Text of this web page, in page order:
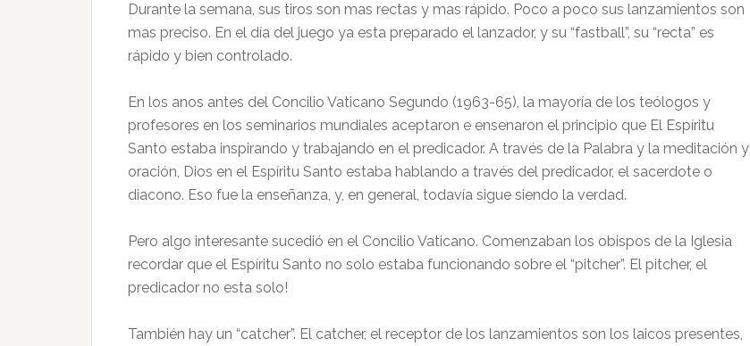
Durante la semana, sus tiros son mas rectas y mas rápido. Poco a poco sus lanzamientos son
mas preciso. En el día del juego ya esta preparado el lanzador, y su “fastball”, su “recta” es
rápido y bien controlado.
En los anos antes del Concilio Vaticano Segundo (1963-65), la mayoría de los teólogos y
profesores en los seminarios mundiales aceptaron e ensenaron el principio que El Espíritu
Santo estaba inspirando y trabajando en el predicador. A través de la Palabra y la meditación y
oración, Dios en el Espíritu Santo estaba hablando a través del predicador, el sacerdote o
diacono. Eso fue la enseñanza, y, en general, todavía sigue siendo la verdad.
Pero algo interesante sucedió en el Concilio Vaticano. Comenzaban los obispos de la Iglesia
recordar que el Espíritu Santo no solo estaba funcionando sobre el “pitcher”. El pitcher, el
predicador no esta solo!
También hay un “catcher”. El catcher, el receptor de los lanzamientos son los laicos presentes,